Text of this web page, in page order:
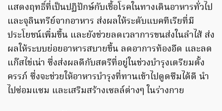
แสดงฤทธิ์ที่เป็นปฏิปักษ์กับเชื้อโรคในทางเดินอาหารทั่วไป
และจุลินทรีย์จากอาหาร ส่งผลให้ระดับแบคทีเรียที่มี
ประโยชน์เพิ่มขึ้น และยังช่วยลดเวลาการขนส่งในลำไส้ ส่ง
ผลให้ระบบย่อยอาหารสบายขึ้น ลดอาการท้องอืด และลด
แก๊สไข่เน่า ซึ่งส่งผลดีกับสตรีที่อยู่ในช่วงบำรุงเตรียมตั้ง
ครรภ์ ซึ่งจะช่วยให้อาหารบำรุงที่ทานเข้าไปดูดซึมได้ดี นำ
ไปซ่อมแซม และเสริมสร้างเซลล์ต่างๆ ในร่างกาย